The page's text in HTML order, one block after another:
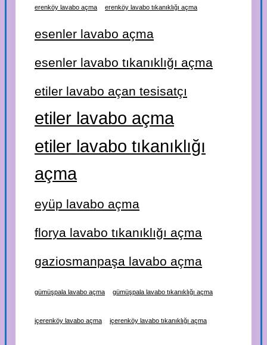
erenköy lavabo açma erenköy lavabo tıkanıklığı açma
esenler lavabo açma
esenler lavabo tıkanıklığı açma
etiler lavabo açan tesisatçı
etiler lavabo açma
etiler lavabo tıkanıklığı
açma
eyüp lavabo açma
florya lavabo tıkanıklığı açma
gaziosmanpaşa lavabo açma
gümüşpala lavabo açma gümüşpala lavabo tıkanıklığı açma
içerenköy lavabo açma içerenköy lavabo tıkanıklığı açma